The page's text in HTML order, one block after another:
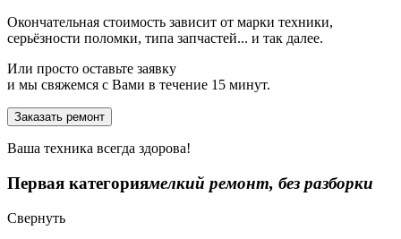
Окончательная стоимость зависит от марки техники,
серьёзности поломки, типа запчастей... и так далее.
Или просто оставьте заявку
и мы свяжемся с Вами в течение 15 минут.
Заказать ремонт
Ваша техника всегда здорова!
Первая категориямелкий ремонт, без разборки
Свернуть